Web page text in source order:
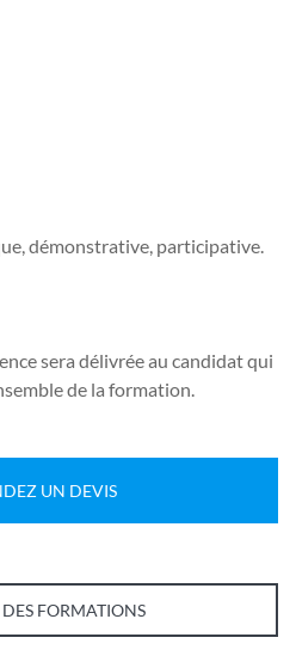
démonstrative, participative.
sera délivrée au candidat qui
de la formation.
UN DEVIS
FORMATIONS